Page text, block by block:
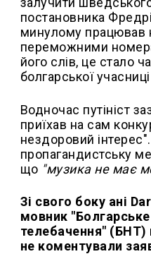
постановника
минулому працював
переможними
його слів, це стало
болгарської
Водночас путініст
приїхав на сам
нездоровий
пропагандистську
що "музика не має
Зі свого боку ані
мовник
телебачення"
не коментували